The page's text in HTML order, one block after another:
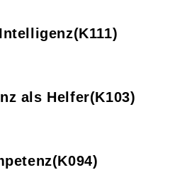
K111
als Helfer K103
K094